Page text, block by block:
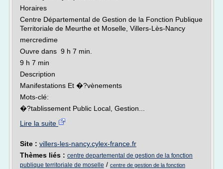
Horaires
Centre Départemental de Gestion de la Fonction Publique
Territoriale de Meurthe et Moselle, Villers-Lès-Nancy
mercredime
Ouvre dans 9 h 7 min.
9 h 7 min
Description
Manifestations Et �?vènements
Mots-clé:
�?tablissement Public Local, Gestion...
Lire la suite
Site : villers-les-nancy.cylex-france.fr
Thèmes liés : centre departemental de gestion de la fonction
publique territoriale de moselle / centre de gestion de la fonction